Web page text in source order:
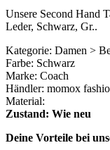
Unsere Second Hand
Leder, Schwarz, Gr..
Kategorie: Damen >
Farbe: Schwarz
Marke: Coach
Händler: momox
Material:
Zustand: Wie neu
Deine Vorteile bei